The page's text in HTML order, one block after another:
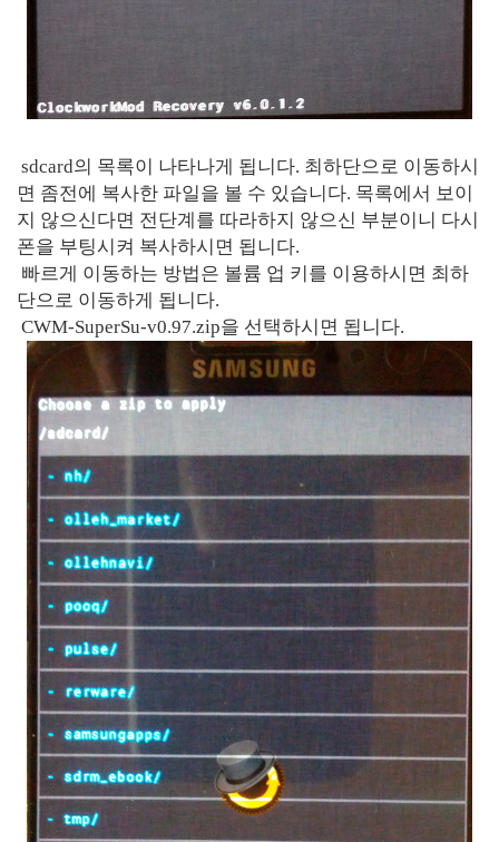
sdcard의 목록이 나타나게 됩니다. 최하단으로 이동하시
면 좀전에 복사한 파일을 볼 수 있습니다. 목록에서 보이
지 않으신다면 전단계를 따라하지 않으신 부분이니 다시
폰을 부팅시켜 복사하시면 됩니다.
빠르게 이동하는 방법은 볼륨 업 키를 이용하시면 최하
단으로 이동하게 됩니다.
CWM-SuperSu-v0.97.zip을 선택하시면 됩니다.